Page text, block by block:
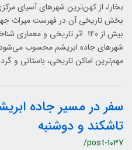
بخش تاریخی آن در فهرست میراث
بیش از ۱۴۰ اثر تاریخی و
شهرهای جاده ابریشم محسوب می‌شود.
مهم‌ترین اماکن تاریخی، باستانی و
سفر در مسیر جاده
تاشکند و دوشنبه
/post-1037